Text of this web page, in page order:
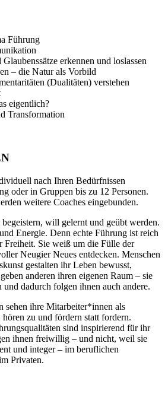
Führung
erkennen und loslassen
– die Natur als Vorbild
(Dualitäten) verstehen
eigentlich?
Transformation
nach Ihren Bedürfnissen
oder in Gruppen bis zu 12 Personen.
weitere Coaches eingebunden.
will gelernt und geübt werden.
Energie. Denn echte Führung ist reich
Freiheit. Sie weiß um die Fülle der
Neugier Neues entdecken. Menschen
gestalten ihr Leben bewusst,
anderen ihren eigenen Raum – sie
und dadurch folgen ihnen auch andere.
sehen ihre Mitarbeiter*innen als
zu und fördern statt fordern.
sind inspirierend für ihr
ihnen freiwillig – und nicht, weil sie
und integer – im beruflichen
Privaten.